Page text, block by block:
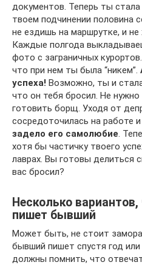
документов. Теперь ты
твоем подчинении половина
не ездишь на маршрутке, и не
Каждые полгода
фото с заграничных
что при нем ты была “никем”.
успеха! Возможно, ты и
что он тебя бросил. Не
готовить борщ. Уходя от
сосредоточилась на работе
задело его самолюбие .
хотя бы частичку твоего
лаврах. Вы готовы делиться
вас бросил?
Несколько
пишет бывший
Может быть, не стоит
бывший пишет спустя год
должны помнить, что